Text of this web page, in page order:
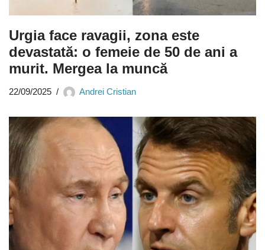
Urgia face ravagii, zona este
devastată: o femeie de 50 de ani a
murit. Mergea la muncă
22/09/2025 Andrei Cristian